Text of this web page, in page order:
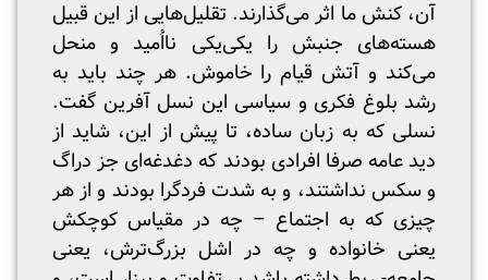
آن، کنش ما اثر می‌گذارند. تقلیل‌هایی از این قبیل
هسته‌های جنبش را یکی‌یکی نااُمید و منحل
می‌کند و آتش قیام را خاموش. هر چند باید به
رشد بلوغ فکری و سیاسی این نسل آفرین گفت.
نسلی که به زبان ساده، تا پیش از این، شاید از
دید عامه صرفا افرادی بودند که دغدغه‌ای جز دراگ
و سکس نداشتند، و به شدت فردگرا بودند و از هر
چیزی که به اجتماع – چه در مقیاس کوچکش
یعنی خانواده و چه در اشل بزرگ‌ترش، یعنی